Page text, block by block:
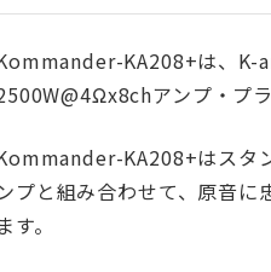
KA208+は、K-
アンプ・プ
KA208+はスタ
プと組み合わせて、原音
ます。